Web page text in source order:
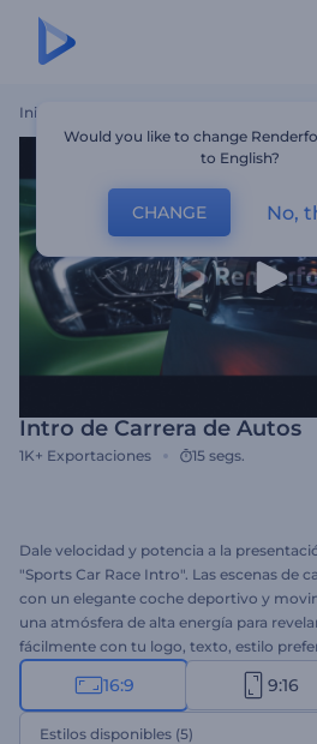
Inicio
Intro de Carrera de Autos
1K+ Exportaciones 15 segs.
Dale velocidad y potencia a la
"Sports Car Race Intro". Las escenas de
con un elegante coche deportivo y
una atmósfera de alta energía para
fácilmente con tu logo, texto, estilo
según las necesidades de tu proyecto.
carreras, anuncios automotrices, intros
vibrantes. ¡Créalo ahora y deja que tu
16:9 9:16
Estilos disponibles (5)
Would you like to change
to English?
CHANGE No,